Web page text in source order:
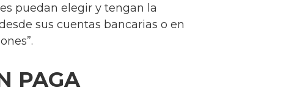
puedan elegir y tengan la
sus cuentas bancarias o en
PAGA